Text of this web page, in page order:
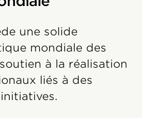
une solide
mondiale des
à la réalisation
liés à des